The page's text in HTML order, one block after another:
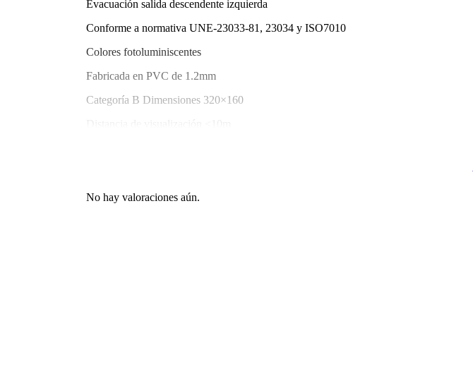
Evacuación salida descendente izquierda
Conforme a normativa UNE-23033-81, 23034 y ISO7010
Colores fotoluminiscentes
Fabricada en PVC de 1.2mm
Categoría B Dimensiones 320×160
No hay valoraciones aún.